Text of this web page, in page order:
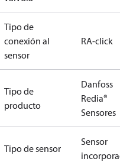
Tipo de
conexión al
sensor
RA-click
Tipo de
producto
Danfoss
Redia®
Sensores
Tipo de sensor
Sensor